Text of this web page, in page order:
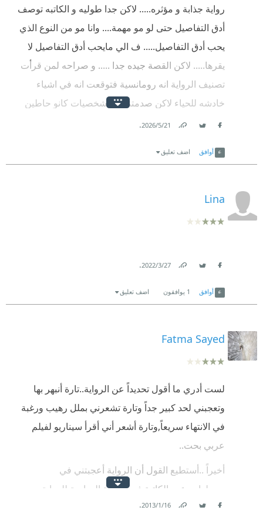
رواية جذابة و مؤثره..... لاكن جدا طوليه و الكاتبه توصف
أدق التفاصيل حتى لو مو مهمة.... وانا مو من النوع الذي
يحب أدق التفاصيل..... ف الي مايحب أدق التفاصيل لا
يقرها..... لاكن القصة جيده جدا ..... و صراحه لمن قرأت
تصنيف الرواية انه رومانسية فتوقعت انه في اشياء
خادشه للحياء لاكن صدمتني أن شخصيات كانو حاطين
قدام عيونهم الله..... تحياتي للكتابه القديره منى المرشود
21‏/5‏/2026
.
أوافق اضف تعليق
Lina
27‏/3‏/2022
.
أوافق 1 يوافقون اضف تعليق
Fatma Sayed
لست أدري ما أقول تحديداً عن الرواية..تارة أنبهر بها
وتعجبني لحد كبير جداً وتارة تشعرني بملل رهيب ورغبة
في الانتهاء سريعاً,وتارة أشعر أني أقرأ سيناريو لفيلم
عربي بحت..
أخيراً ..أستطيع القول أن الرواية أعجبتني في
مجملها..برعت الكاتبة في الحبكة الدرامية للرواية من
بدايتها وحتى الفصل قبل الأخير..برعت أيضاً في إثارة
16‏/1‏/2013
.